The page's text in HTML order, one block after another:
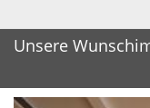
Unsere